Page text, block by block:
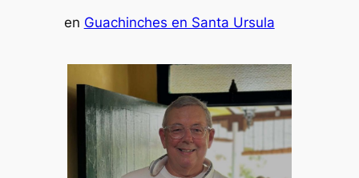
en Guachinches en Santa Ursula